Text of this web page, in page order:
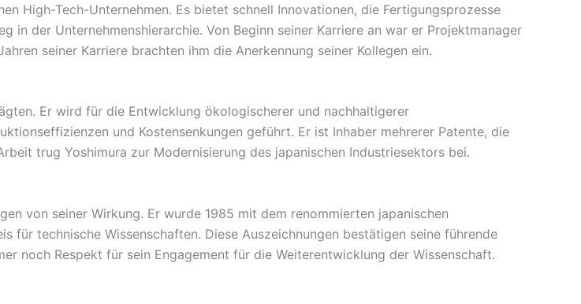
High-Tech-Unternehmen. Es bietet schnell Innovationen, die Fertigungsprozesse
in der Unternehmenshierarchie. Von Beginn seiner Karriere an war er Projektmanager
seiner Karriere brachten ihm die Anerkennung seiner Kollegen ein.
Er wird für die Entwicklung ökologischerer und nachhaltigerer
und Kostensenkungen geführt. Er ist Inhaber mehrerer Patente, die
trug Yoshimura zur Modernisierung des japanischen Industriesektors bei.
von seiner Wirkung. Er wurde 1985 mit dem renommierten japanischen
für technische Wissenschaften. Diese Auszeichnungen bestätigen seine führende
noch Respekt für sein Engagement für die Weiterentwicklung der Wissenschaft.